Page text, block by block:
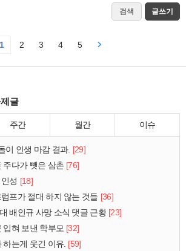
검색 글쓰기
1 2 3 4 5
글
주간 월간 이슈
이 인생 마감 결과. [29]
주다가 뺏은 삼촌 [76]
성 [18]
프가 절대 하지 않는 것들 [36]
배인규 사망 소식 댓글 근황 [23]
입혀 보낸 학부모 [32]
하는게 웃긴 이유. [59]